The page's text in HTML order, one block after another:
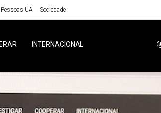
Pessoas UA Sociedade
INTERNACIONAL